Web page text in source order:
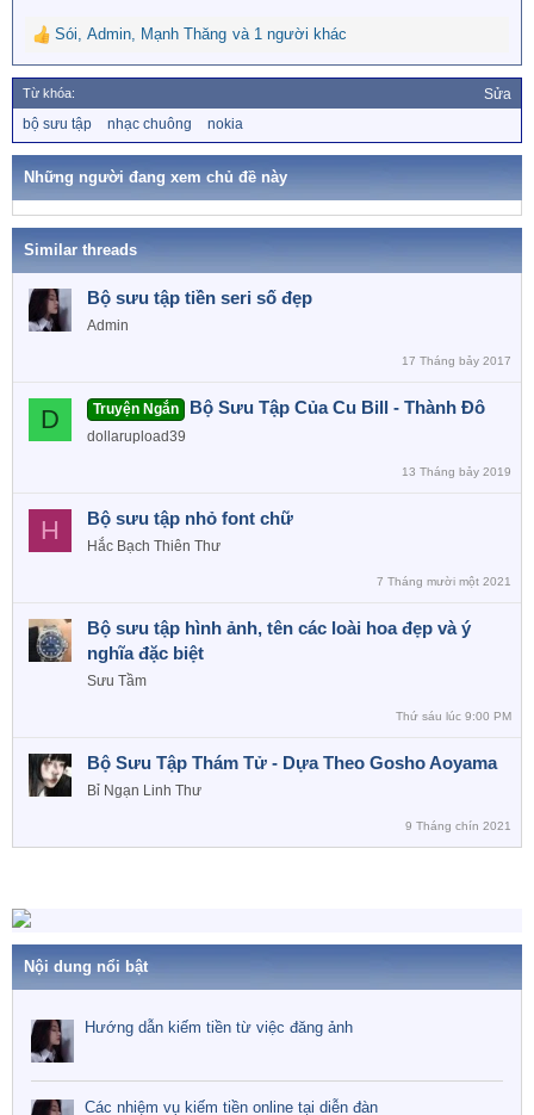
R
e
a
c
t
o
s
Sói, Admin, Mạnh Thăng và 1 người khác
Từ khóa: Sửa
ừ
k
bộ sưu tập nhạc chuông nokia
Những người đang xem chủ đề này
Similar threads
Bộ sưu tập tiền seri số đẹp
Admin
17 Tháng bảy 2017
D Truyện Ngắn Bộ Sưu Tập Của Cu Bill - Thành Đô
dollarupload39
13 Tháng bảy 2019
H Bộ sưu tập nhỏ font chữ
Hắc Bạch Thiên Thư
7 Tháng mười một 2021
Bộ sưu tập hình ảnh, tên các loài hoa đẹp và ý
nghĩa đặc biệt
Sưu Tầm
Thứ sáu lúc 9:00 PM
Bộ Sưu Tập Thám Tử - Dựa Theo Gosho Aoyama
Bỉ Ngạn Linh Thư
9 Tháng chín 2021
Nội dung nổi bật
Hướng dẫn kiếm tiền từ việc đăng ảnh
Các nhiệm vụ kiếm tiền online tại diễn đàn